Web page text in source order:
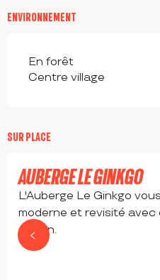
ENVIRONNEMENT
En forêt
Centre village
SUR PLACE
17,5€
AUBERGE LE GINKGO
L'Auberge Le Ginkgo
moderne et revisité
saison.